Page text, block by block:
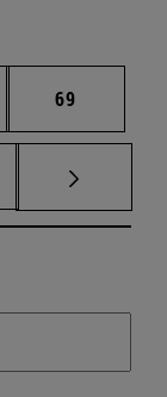
intermedias
Página
69